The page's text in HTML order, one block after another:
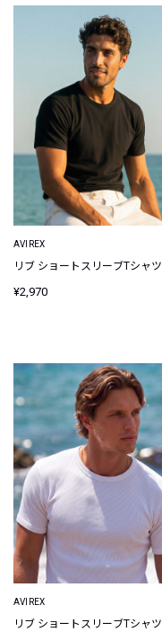
AVIREX
リブ ショートスリーブTシャツ
¥2,970
AVIREX
リブ ショートスリーブTシャツ